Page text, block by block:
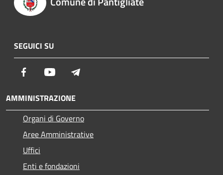
SEGUICI SU
Facebook Youtube
AMMINISTRAZIONE
Organi di Governo
Aree Amministrative
Uffici
Enti e fondazioni